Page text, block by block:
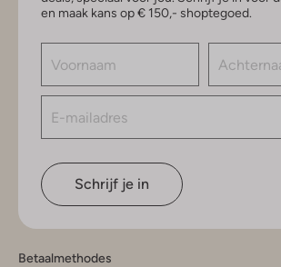
en maak kans op € 150,- shoptegoed.
Schrijf je in
Betaalmethodes